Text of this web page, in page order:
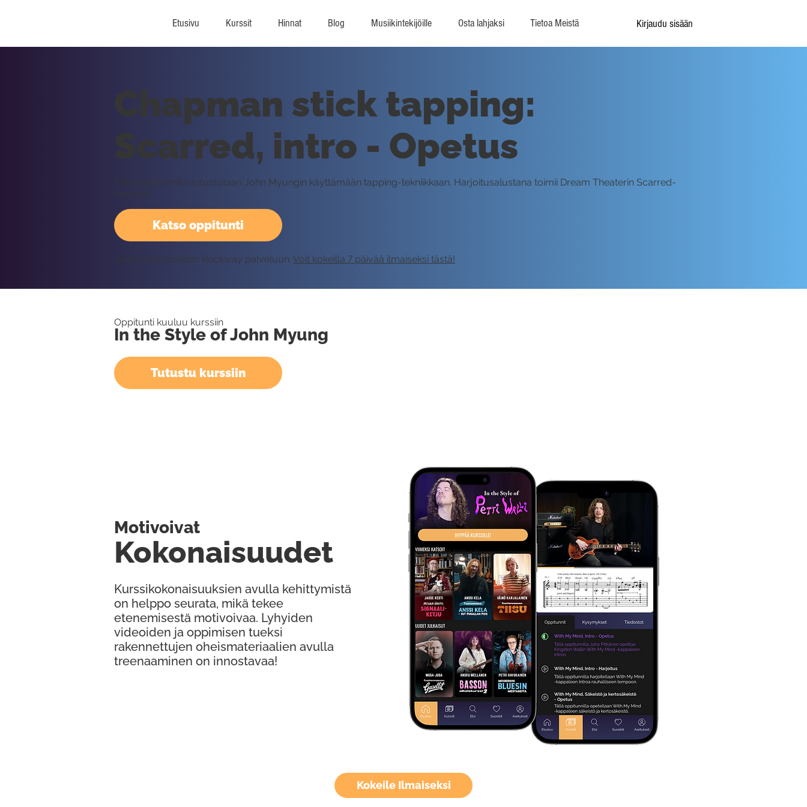
Etusivu Kurssit Hinnat Blog Musiikintekijöille Osta lahjaksi Tietoa Meistä Kirjaudu sisään
Kokeile Ilmaiseksi
Katso oppitunti
Chapman stick tapping:
Scarred, intro - Opetus
Tällä oppitunnilla tutustutaan John Myungin käyttämään tapping-tekniikkaan. Harjoitusalustana toimii Dream Theaterin Scarred-
kappale.
Vaatii kirjautumisen Rockway palveluun. Voit kokeilla 7 päivää ilmaiseksi tästä!
Oppitunti kuuluu kurssiin
In the Style of John Myung
Tutustu kurssiin
Kurssikokonaisuuksien avulla kehittymistä
on helppo seurata, mikä tekee
etenemisestä motivoivaa. Lyhyiden
videoiden ja oppimisen tueksi
rakennettujen oheismateriaalien avulla
treenaaminen on innostavaa!
Kokonaisuudet
Motivoivat